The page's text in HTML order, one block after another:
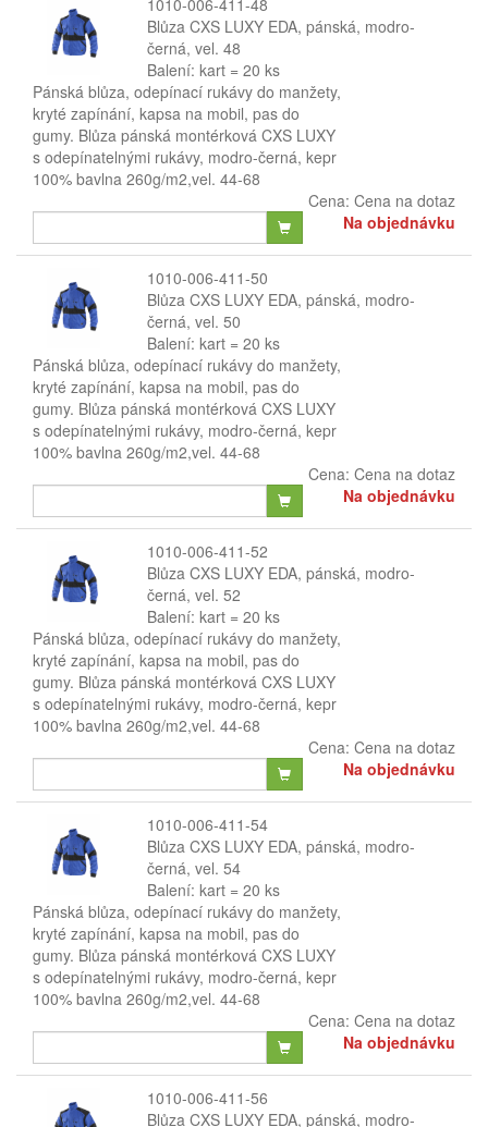
1010-006-411-48
Blůza CXS LUXY EDA, pánská, modro-
černá, vel. 48
Balení: kart = 20 ks
Pánská blůza, odepínací rukávy do manžety,
kryté zapínání, kapsa na mobil, pas do
gumy. Blůza pánská montérková CXS LUXY
s odepínatelnými rukávy, modro-černá, kepr
100% bavlna 260g/m2,vel. 44-68
Cena: Cena na dotaz
Na objednávku
1010-006-411-50
Blůza CXS LUXY EDA, pánská, modro-
černá, vel. 50
Balení: kart = 20 ks
Pánská blůza, odepínací rukávy do manžety,
kryté zapínání, kapsa na mobil, pas do
gumy. Blůza pánská montérková CXS LUXY
s odepínatelnými rukávy, modro-černá, kepr
100% bavlna 260g/m2,vel. 44-68
Cena: Cena na dotaz
Na objednávku
1010-006-411-52
Blůza CXS LUXY EDA, pánská, modro-
černá, vel. 52
Balení: kart = 20 ks
Pánská blůza, odepínací rukávy do manžety,
kryté zapínání, kapsa na mobil, pas do
gumy. Blůza pánská montérková CXS LUXY
s odepínatelnými rukávy, modro-černá, kepr
100% bavlna 260g/m2,vel. 44-68
Cena: Cena na dotaz
Na objednávku
1010-006-411-54
Blůza CXS LUXY EDA, pánská, modro-
černá, vel. 54
Balení: kart = 20 ks
Pánská blůza, odepínací rukávy do manžety,
kryté zapínání, kapsa na mobil, pas do
gumy. Blůza pánská montérková CXS LUXY
s odepínatelnými rukávy, modro-černá, kepr
100% bavlna 260g/m2,vel. 44-68
Cena: Cena na dotaz
Na objednávku
1010-006-411-56
Blůza CXS LUXY EDA, pánská, modro-